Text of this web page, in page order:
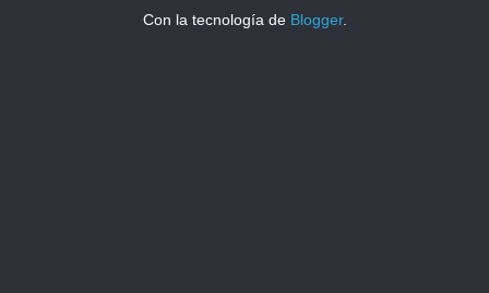
Con la tecnología de Blogger.